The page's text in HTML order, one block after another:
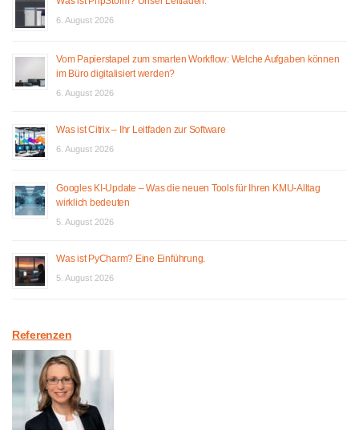
6. August 2026
Vom Papierstapel zum smarten Workflow: Welche Aufgaben können
im Büro digitalisiert werden?
6. August 2026
Was ist Citrix – Ihr Leitfaden zur Software
6. August 2026
Googles KI-Update – Was die neuen Tools für Ihren KMU-Alltag
wirklich bedeuten
5. August 2026
Was ist PyCharm? Eine Einführung.
5. August 2026
Referenzen